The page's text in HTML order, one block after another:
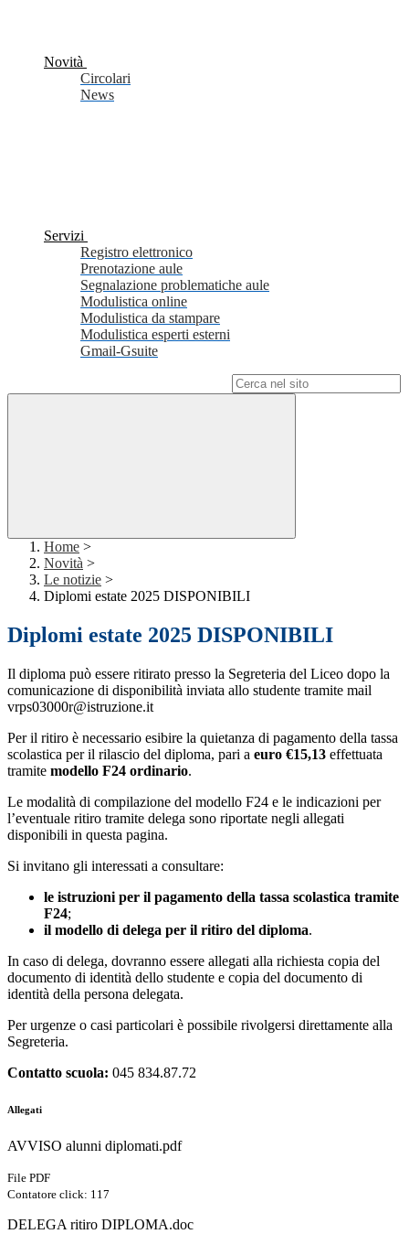
Novità
Circolari
News
Servizi
Registro elettronico
Prenotazione aule
Segnalazione problematiche aule
Modulistica online
Modulistica da stampare
Modulistica esperti esterni
Gmail-Gsuite
Home >
Novità >
Le notizie >
Diplomi estate 2025 DISPONIBILI
Diplomi estate 2025 DISPONIBILI
Il diploma può essere ritirato presso la Segreteria del Liceo dopo la
comunicazione di disponibilità inviata allo studente tramite mail
vrps03000r@istruzione.it
Per il ritiro è necessario esibire la quietanza di pagamento della tassa
scolastica per il rilascio del diploma, pari a euro €15,13 effettuata
tramite modello F24 ordinario.
Le modalità di compilazione del modello F24 e le indicazioni per
l’eventuale ritiro tramite delega sono riportate negli allegati
disponibili in questa pagina.
Si invitano gli interessati a consultare:
le istruzioni per il pagamento della tassa scolastica tramite
F24;
il modello di delega per il ritiro del diploma.
In caso di delega, dovranno essere allegati alla richiesta copia del
documento di identità dello studente e copia del documento di
identità della persona delegata.
Per urgenze o casi particolari è possibile rivolgersi direttamente alla
Segreteria.
Contatto scuola: 045 834.87.72
Allegati
AVVISO alunni diplomati.pdf
File PDF
Contatore click: 117
DELEGA ritiro DIPLOMA.doc